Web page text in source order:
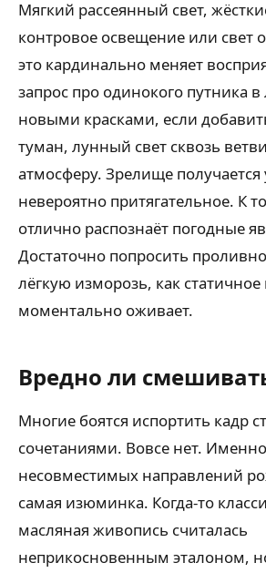
Мягкий рассеянный свет,
контровое освещение или свет
это кардинально меняет
запрос про одинокого путника в
новыми красками, если
туман, лунный свет сквозь
атмосферу. Зрелище
невероятно притягательное. К
отлично распознаёт погодные
Достаточно попросить
лёгкую изморозь, как
моментально оживает.
Вредно ли
Многие боятся испортить кадр
сочетаниями. Вовсе нет.
несовместимых направлений
самая изюминка. Когда-то
масляная живопись считалась
неприкосновенным эталоном,